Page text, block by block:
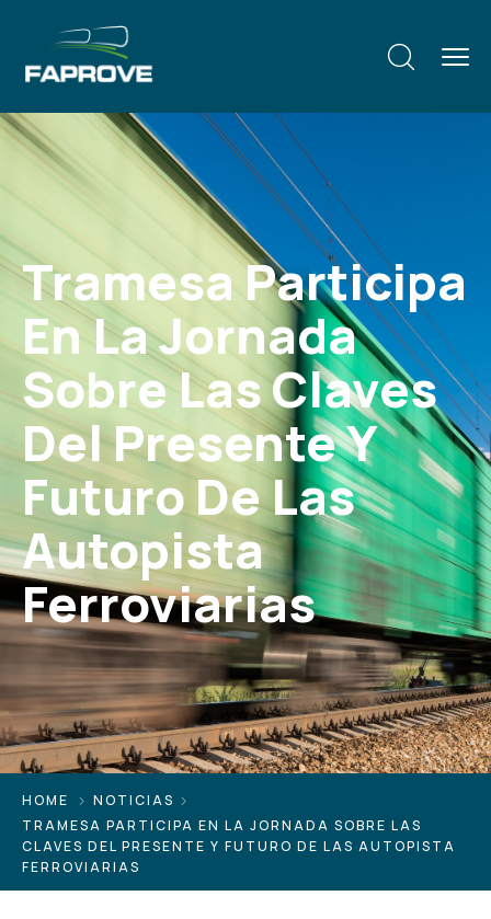
Tramesa Participa
En La Jornada
Sobre Las Claves
Del Presente Y
Futuro De Las
Autopista
Ferroviarias
HOME
NOTICIAS
TRAMESA PARTICIPA EN LA JORNADA SOBRE LAS
CLAVES DEL PRESENTE Y FUTURO DE LAS AUTOPISTA
FERROVIARIAS